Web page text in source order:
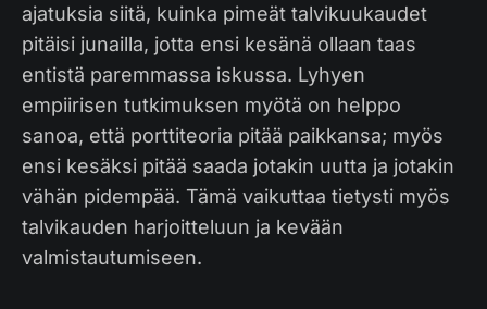
ajatuksia siitä, kuinka pimeät talvikuukaudet
pitäisi junailla, jotta ensi kesänä ollaan taas
entistä paremmassa iskussa. Lyhyen
empiirisen tutkimuksen myötä on helppo
sanoa, että porttiteoria pitää paikkansa; myös
ensi kesäksi pitää saada jotakin uutta ja jotakin
vähän pidempää. Tämä vaikuttaa tietysti myös
talvikauden harjoitteluun ja kevään
valmistautumiseen.